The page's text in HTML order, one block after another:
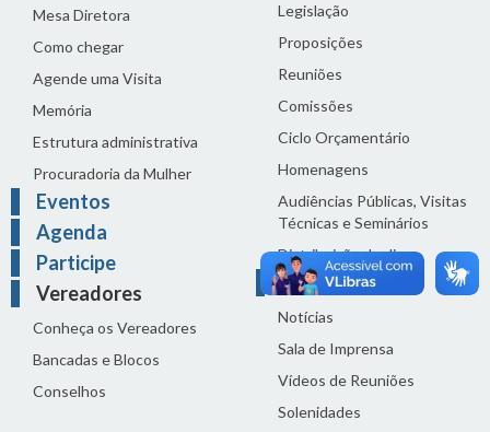
Mesa Diretora
Como chegar
Agende uma Visita
Memória
Estrutura administrativa
Procuradoria da Mulher
Eventos
Agenda
Participe
Vereadores
Conheça os Vereadores
Bancadas e Blocos
Conselhos
Legislação
Proposições
Reuniões
Comissões
Ciclo Orçamentário
Homenagens
Audiências Públicas, Visitas
Técnicas e Seminários
Distribuição do dia
Comunicação
Notícias
Sala de Imprensa
Vídeos de Reuniões
Solenidades